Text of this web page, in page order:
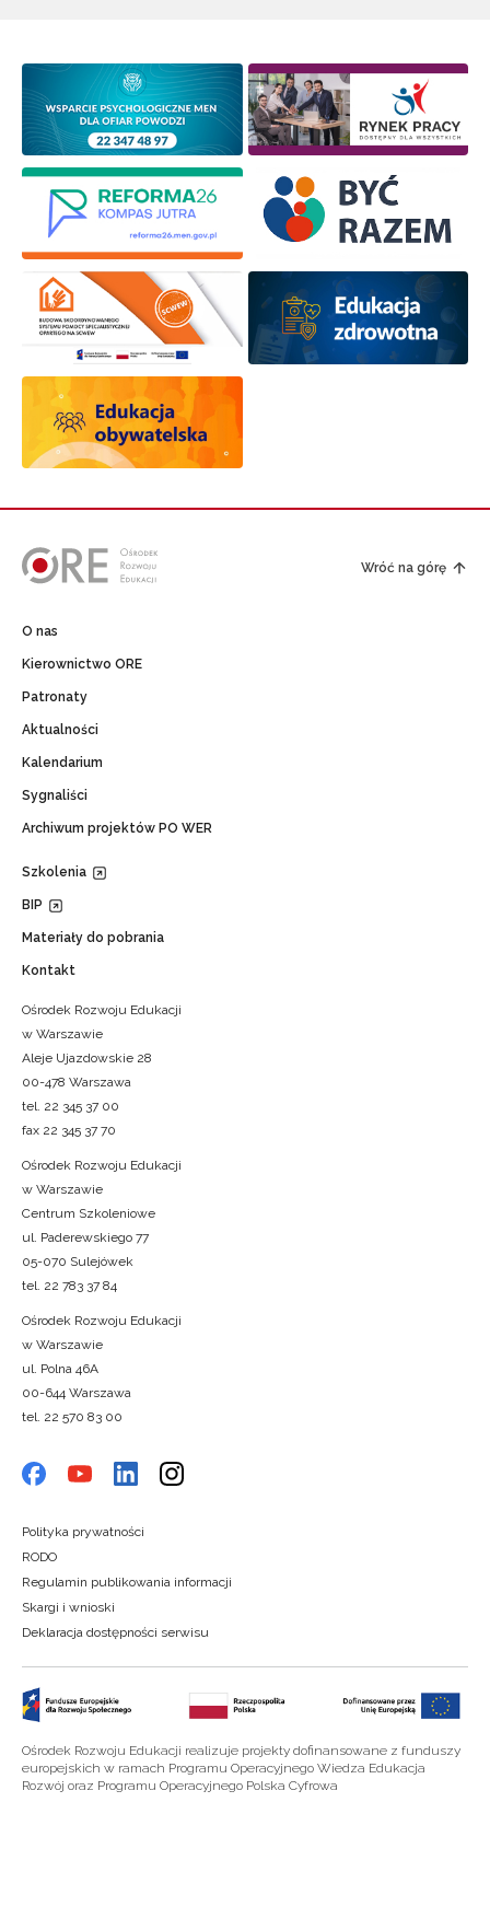
Wróć na górę
O nas
Kierownictwo ORE
Patronaty
Aktualności
Kalendarium
Sygnaliści
Archiwum projektów PO WER
Szkolenia
BIP
Materiały do pobrania
Kontakt
Ośrodek Rozwoju Edukacji
w Warszawie
Aleje Ujazdowskie 28
00-478 Warszawa
tel. 22 345 37 00
fax 22 345 37 70
Ośrodek Rozwoju Edukacji
w Warszawie
Centrum Szkoleniowe
ul. Paderewskiego 77
05-070 Sulejówek
tel. 22 783 37 84
Ośrodek Rozwoju Edukacji
w Warszawie
ul. Polna 46A
00-644 Warszawa
tel. 22 570 83 00
Polityka prywatności
RODO
Regulamin publikowania informacji
Skargi i wnioski
Deklaracja dostępności serwisu
Ośrodek Rozwoju Edukacji realizuje projekty dofinansowane z funduszy
europejskich w ramach Programu Operacyjnego Wiedza Edukacja
Rozwój oraz Programu Operacyjnego Polska Cyfrowa
Zapisuję się